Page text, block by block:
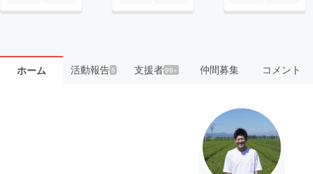
ホーム 活動報告5 支援者99+ 仲間募集 コメント